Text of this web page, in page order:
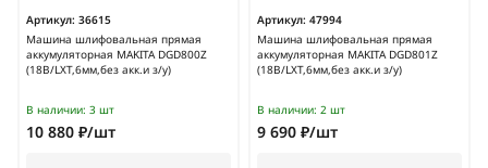
Артикул: 36615
Машина шлифовальная прямая
аккумуляторная MAKITA DGD800Z
(18В/LXT,6мм,без акк.и з/у)
В наличии: 3 шт
10 880 ₽/шт
Артикул: 47994
Машина шлифовальная прямая
аккумуляторная MAKITA DGD801Z
(18В/LXT,6мм,без акк.и з/у)
В наличии: 2 шт
9 690 ₽/шт